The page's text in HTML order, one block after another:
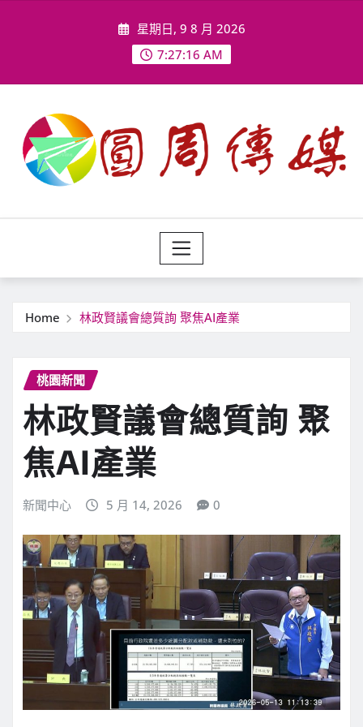
星期日, 9 8 月 2026
7:27:18 AM
Home 林政賢議會總質詢 聚焦AI產業
桃園新聞
林政賢議會總質詢 聚
焦AI產業
新聞中心 5 月 14, 2026 0